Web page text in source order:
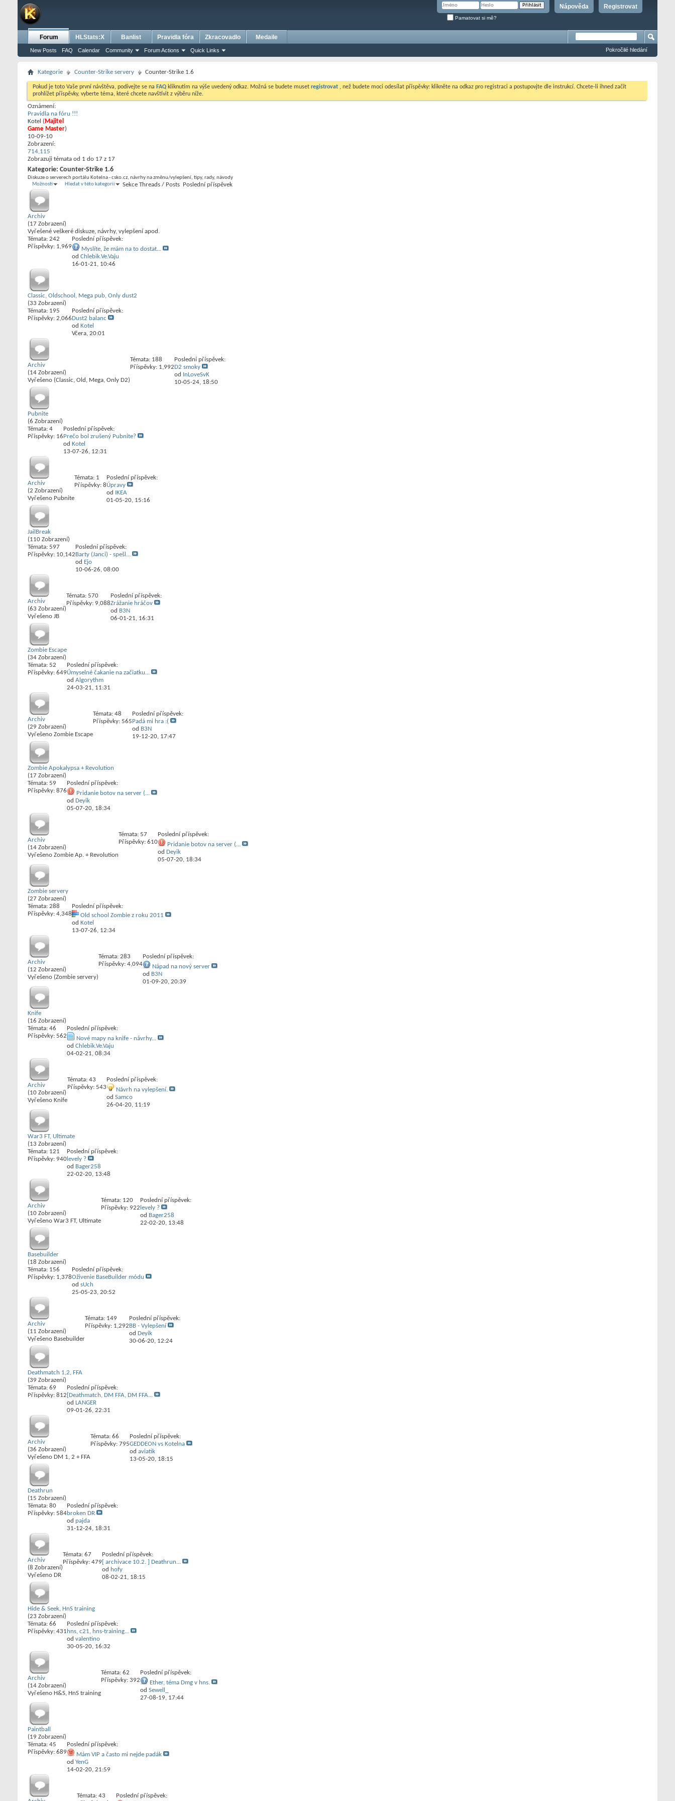
Registrovat
Nápověda
Pamatovat si mě?
Forum
New Posts FAQ Calendar Community Forum Actions Quick Links
HLStats:X Banlist Pravidla fóra Zkracovadlo Medaile
Pokročilé hledání
Kategorie Counter-Strike servery Counter-Strike 1.6
Pokud je toto Vaše první návštěva, podívejte se na FAQ kliknutím na výše uvedený odkaz. Možná se budete muset registrovat , než budete moci odesílat příspěvky: klikněte na odkaz pro registraci a postupovjte dle instrukcí. Chcete-li ihned začít
prohlížet příspěvky, vyberte téma, které chcete navštívit z výběru níže.
Oznámení:
Pravidla na fóru !!!
Kotel ‎( Majitel
Game Master)
10-09-10
Zobrazení:
714,115
Zobrazuji témata od 1 do 17 z 17
Kategorie: Counter-Strike 1.6
Diskuze o serverech portálu Kotelna - csko.cz, návrhy na změnu/vylepšení, tipy, rady, návody
Možnosti
Hledat v této kategorii Sekce Threads / Posts Poslední příspěvek
Archiv
(17 Zobrazení)
Vyřešené veškeré diskuze, návrhy, vylepšení apod.
Témata: 242
Příspěvky: 1,969
Poslední příspěvek:
Myslíte, že mám na to dostat...
od Chlebik.Ve.Vaju
16-01-21, 10:46
Classic, Oldschool, Mega pub, Only dust2
(33 Zobrazení)
Témata: 195
Příspěvky: 2,066
Poslední příspěvek:
Dust2 balanc
od Kotel
Včera, 20:01
Archiv
(14 Zobrazení)
Vyřešeno (Classic, Old, Mega, Only D2)
Témata: 188
Příspěvky: 1,992
Poslední příspěvek:
D2 smoky
od InLoveSvK
10-05-24, 18:50
Pubnite
(6 Zobrazení)
Témata: 4
Příspěvky: 16
Poslední příspěvek:
Prečo bol zrušený Pubnite?
od Kotel
13-07-26, 12:31
Archiv
(2 Zobrazení)
Vyřešeno Pubnite
Témata: 1
Příspěvky: 8
Poslední příspěvek:
Úpravy
od IKEA
01-05-20, 15:16
JailBreak
(110 Zobrazení)
Témata: 597
Příspěvky: 10,142
Poslední příspěvek:
Barty (Janci) - spešl...
od Ejo
10-06-26, 08:00
Archiv
(63 Zobrazení)
Vyřešeno JB
Témata: 570
Příspěvky: 9,088
Poslední příspěvek:
Zrážanie hráčov
od B3N
06-01-21, 16:31
Zombie Escape
(34 Zobrazení)
Témata: 52
Příspěvky: 649
Poslední příspěvek:
Úmyselné čakanie na začiatku...
od Algorythm
24-03-21, 11:31
Archiv
(29 Zobrazení)
Vyřešeno Zombie Escape
Témata: 48
Příspěvky: 565
Poslední příspěvek:
Padá mi hra :(
od B3N
19-12-20, 17:47
Zombie Apokalypsa + Revolution
(17 Zobrazení)
Témata: 59
Příspěvky: 876
Poslední příspěvek:
Pridanie botov na server (...
od Deyik
05-07-20, 18:34
Archiv
(14 Zobrazení)
Vyřešeno Zombie Ap. + Revolution
Témata: 57
Příspěvky: 610
Poslední příspěvek:
Pridanie botov na server (...
od Deyik
05-07-20, 18:34
Zombie servery
(27 Zobrazení)
Témata: 288
Příspěvky: 4,348
Poslední příspěvek:
Old school Zombie z roku 2011
od Kotel
13-07-26, 12:34
Archiv
(12 Zobrazení)
Vyřešeno (Zombie servery)
Témata: 283
Příspěvky: 4,094
Poslední příspěvek:
Nápad na nový server
od B3N
01-09-20, 20:39
Knife
(16 Zobrazení)
Témata: 46
Příspěvky: 562
Poslední příspěvek:
Nové mapy na knife - návrhy...
od Chlebik.Ve.Vaju
04-02-21, 08:34
Archiv
(10 Zobrazení)
Vyřešeno Knife
Témata: 43
Příspěvky: 543
Poslední příspěvek:
Návrh na vylepšení.
od Samco
26-04-20, 11:19
War3 FT, Ultimate
(13 Zobrazení)
Témata: 121
Příspěvky: 940
Poslední příspěvek:
levely ?
od Bager258
22-02-20, 13:48
Archiv
(10 Zobrazení)
Vyřešeno War3 FT, Ultimate
Témata: 120
Příspěvky: 922
Poslední příspěvek:
levely ?
od Bager258
22-02-20, 13:48
Basebuilder
(18 Zobrazení)
Témata: 156
Příspěvky: 1,378
Poslední příspěvek:
Oživenie BaseBuilder módu
od sUch
25-05-23, 20:52
Archiv
(11 Zobrazení)
Vyřešeno Basebuilder
Témata: 149
Příspěvky: 1,292
Poslední příspěvek:
BB - Vylepšení
od Deyik
30-06-20, 12:24
Deathmatch 1,2, FFA
(39 Zobrazení)
Témata: 69
Příspěvky: 812
Poslední příspěvek:
[Deathmatch, DM FFA, DM FFA...
od LANGER
09-01-26, 22:31
Archiv
(36 Zobrazení)
Vyřešeno DM 1, 2 + FFA
Témata: 66
Příspěvky: 795
Poslední příspěvek:
GEDDEON vs Kotelna
od aviatik
13-05-20, 18:15
Deathrun
(15 Zobrazení)
Témata: 80
Příspěvky: 584
Poslední příspěvek:
broken DR
od pajda
31-12-24, 18:31
Archiv
(8 Zobrazení)
Vyřešeno DR
Témata: 67
Příspěvky: 479
Poslední příspěvek:
[ archivace 10.2. ] Deathrun...
od hofy
08-02-21, 18:15
Hide & Seek, HnS training
(23 Zobrazení)
Témata: 66
Příspěvky: 431
Poslední příspěvek:
hns, c21, hns-training...
od valentino
30-05-20, 16:32
Archiv
(14 Zobrazení)
Vyřešeno H&S, HnS training
Témata: 62
Příspěvky: 392
Poslední příspěvek:
Ether, téma Dmg v hns.
od Sewell_
27-08-19, 17:44
Paintball
(19 Zobrazení)
Témata: 45
Příspěvky: 689
Poslední příspěvek:
Mám VIP a často mi nejde padák
od YenG
14-02-20, 21:59
Témata: 43
Poslední příspěvek: